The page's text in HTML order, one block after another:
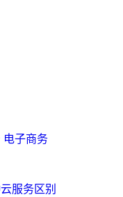
电子商务
服务区别